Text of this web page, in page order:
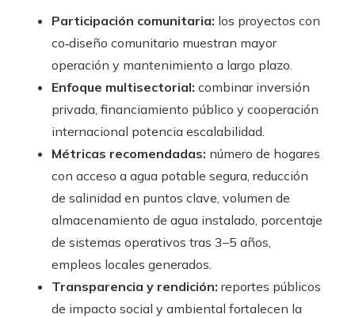
Participación comunitaria: los proyectos con
co‑diseño comunitario muestran mayor
operación y mantenimiento a largo plazo.
Enfoque multisectorial: combinar inversión
privada, financiamiento público y cooperación
internacional potencia escalabilidad.
Métricas recomendadas: número de hogares
con acceso a agua potable segura, reducción
de salinidad en puntos clave, volumen de
almacenamiento de agua instalado, porcentaje
de sistemas operativos tras 3–5 años,
empleos locales generados.
Transparencia y rendición: reportes públicos
de impacto social y ambiental fortalecen la